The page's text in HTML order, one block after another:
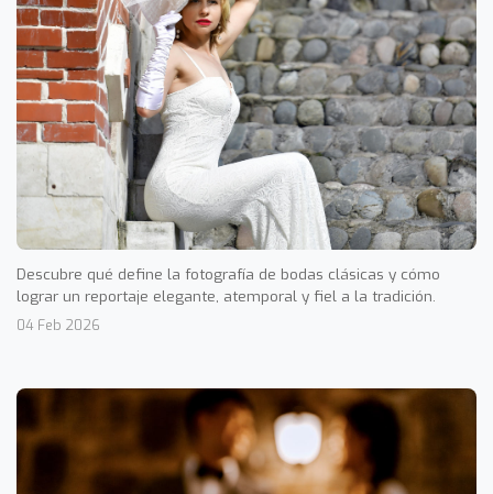
Descubre qué define la fotografía de bodas clásicas y cómo
lograr un reportaje elegante, atemporal y fiel a la tradición.
04 Feb 2026